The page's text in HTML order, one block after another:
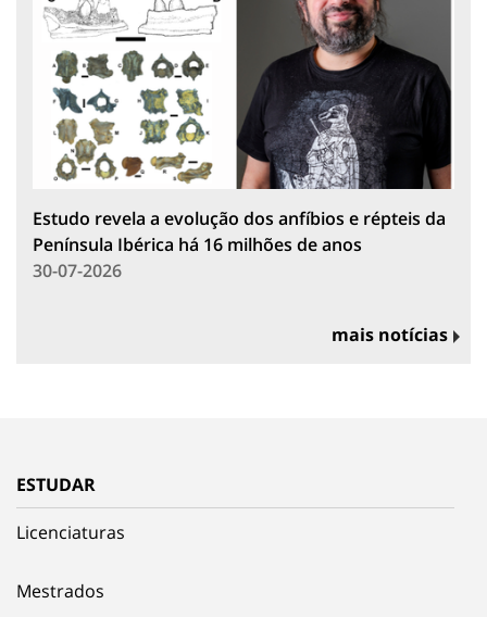
Estudo revela a evolução dos anfíbios e répteis da
Península Ibérica há 16 milhões de anos
30-07-2026
mais notícias
ESTUDAR
Licenciaturas
Mestrados